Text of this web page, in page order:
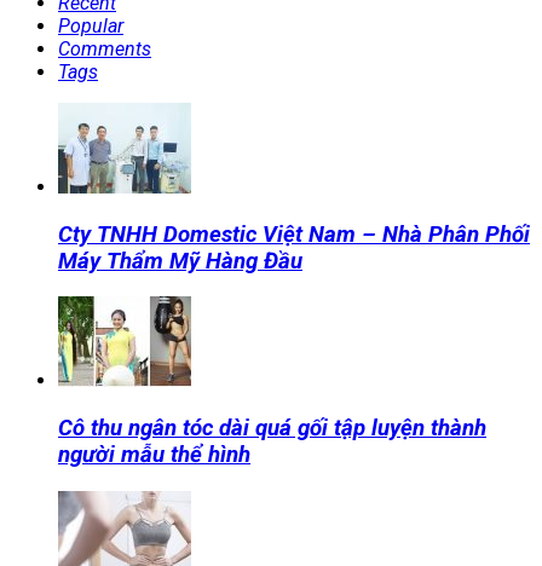
Popular
Comments
Tags
Cty TNHH Domestic Việt Nam – Nhà Phân Phối
Máy Thẩm Mỹ Hàng Đầu
Cô thu ngân tóc dài quá gối tập luyện thành
người mẫu thể hình